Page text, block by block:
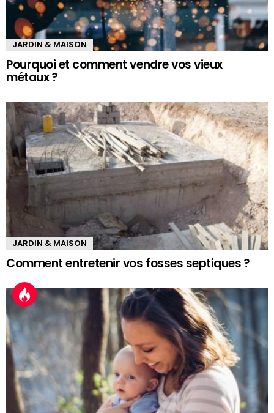
JARDIN & MAISON
Pourquoi et comment vendre vos vieux
métaux ?
JARDIN & MAISON
Comment entretenir vos fosses septiques ?